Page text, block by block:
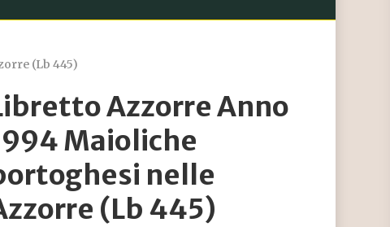
(Lb 445)
Azzorre Anno
Maioliche
nelle
(Lb 445)